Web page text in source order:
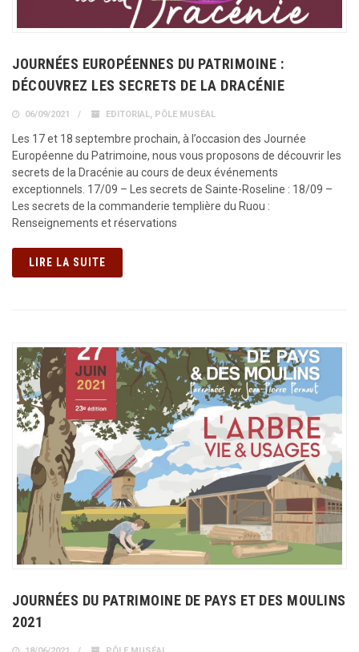
JOURNÉES EUROPÉENNES DU PATRIMOINE :
DÉCOUVREZ LES SECRETS DE LA DRACÉNIE
06/09/2021 EDITORIAL, PÔLE MUSÉAL
Les 17 et 18 septembre prochain, à l’occasion des Journée
Européenne du Patrimoine, nous vous proposons de découvrir les
secrets de la Dracénie au cours de deux événements
exceptionnels. 17/09 – Les secrets de Sainte-Roseline : 18/09 –
Les secrets de la commanderie templière du Ruou :
Renseignements et réservations
LIRE LA SUITE
JOURNÉES DU PATRIMOINE DE PAYS ET DES MOULINS
2021